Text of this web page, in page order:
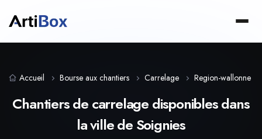
Accueil Bourse aux chantiers Carrelage Region-wallonne
Chantiers de carrelage disponibles dans
la ville de Soignies